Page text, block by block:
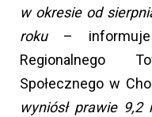
w okresie od
roku –
Regionalnego
Społecznego w
wyniósł prawie 9,2